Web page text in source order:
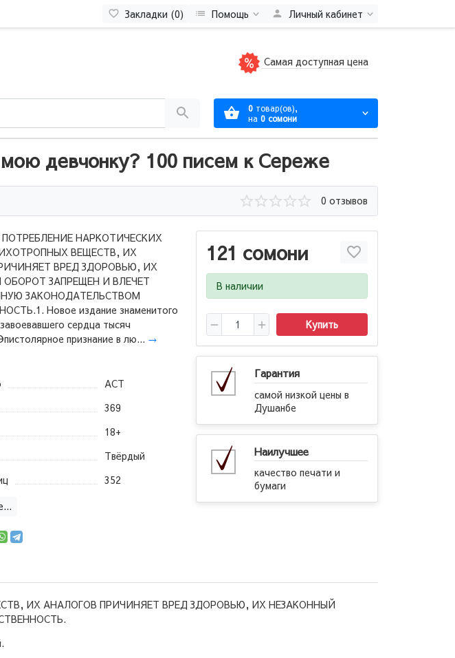
Закладки (0) Помощь Личный кабинет
Самая доступная цена
0 товар(ов),
на 0 сомони
девчонку? 100 писем к Сереже
0 отзывов
121 сомони
В наличии
Купить
Гарантия
самой низкой цены в
Душанбе
Наилучшее
качество печати и
бумаги
НАРКОТИЧЕСКИХ
ВЕЩЕСТВ, ИХ
ВРЕД ЗДОРОВЬЮ, ИХ
ЗАПРЕЩЕН И ВЛЕЧЕТ
ЗАКОНОДАТЕЛЬСТВОМ
Новое издание знаменитого
сердца тысяч
признание в лю... →
АСТ
369
18+
Твёрдый
352
ИХ АНАЛОГОВ ПРИЧИНЯЕТ ВРЕД ЗДОРОВЬЮ, ИХ НЕЗАКОННЫЙ